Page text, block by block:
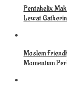
Pentahelix
Lewat
Moslem
Momentum